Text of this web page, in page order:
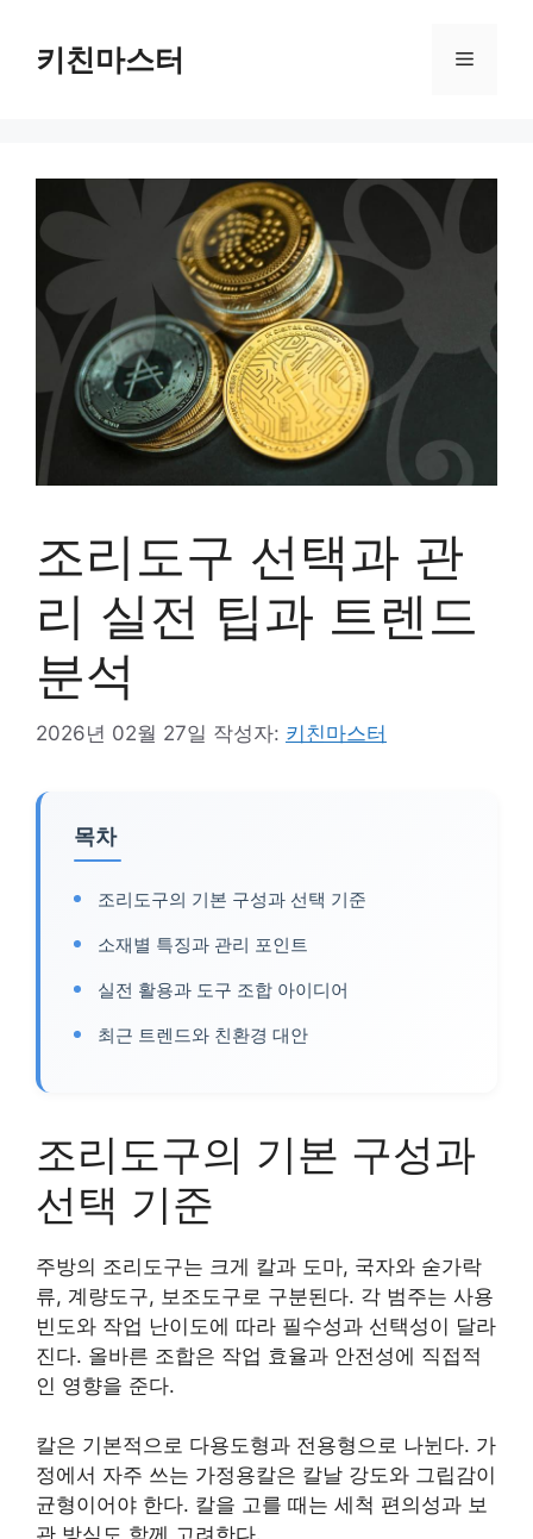
키친마스터 메
조리도구 선택과 관
리 실전 팁과 트렌드
분석
2026년 02월 27일 작성자: 키친마스터
목차
조리도구의 기본 구성과 선택 기준
소재별 특징과 관리 포인트
실전 활용과 도구 조합 아이디어
최근 트렌드와 친환경 대안
조리도구의 기본 구성과
선택 기준
주방의 조리도구는 크게 칼과 도마, 국자와 숟가락
류, 계량도구, 보조도구로 구분된다. 각 범주는 사용
빈도와 작업 난이도에 따라 필수성과 선택성이 달라
진다. 올바른 조합은 작업 효율과 안전성에 직접적
인 영향을 준다.
칼은 기본적으로 다용도형과 전용형으로 나뉜다. 가
정에서 자주 쓰는 가정용칼은 칼날 강도와 그립감이
균형이어야 한다. 칼을 고를 때는 세척 편의성과 보